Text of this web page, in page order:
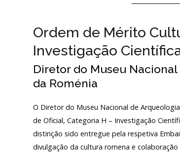
Regulamentos e Relatórios Oficiais
Acordos e Protocolos de colaboração
Público e voluntariado
Login
O
Ordem de Mérito
Investigação
Diretor do Museu
da Roménia
O Diretor do Museu Nacional de
de Oficial, Categoria H – Investigação
distinção sido entregue pela respetiva
divulgação da cultura romena e colaboração